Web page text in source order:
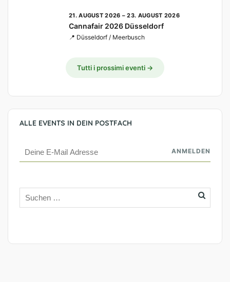
21. AUGUST 2026 – 23. AUGUST 2026
Cannafair 2026 Düsseldorf
📍 Düsseldorf / Meerbusch
Tutti i prossimi eventi →
ALLE EVENTS IN DEIN POSTFACH